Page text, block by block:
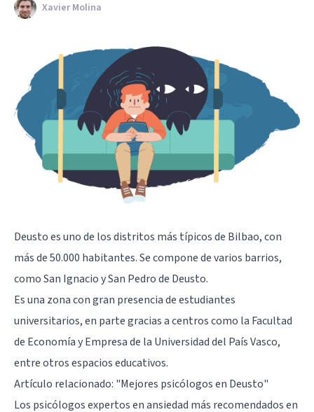
Xavier Molina
Deusto es uno de los distritos más típicos de Bilbao, con
más de 50.000 habitantes. Se compone de varios barrios,
como San Ignacio y San Pedro de Deusto.
Es una zona con gran presencia de estudiantes
universitarios, en parte gracias a centros como la Facultad
de Economía y Empresa de la Universidad del País Vasco,
entre otros espacios educativos.
Artículo relacionado: "Mejores psicólogos en Deusto"
Los psicólogos expertos en ansiedad más recomendados en